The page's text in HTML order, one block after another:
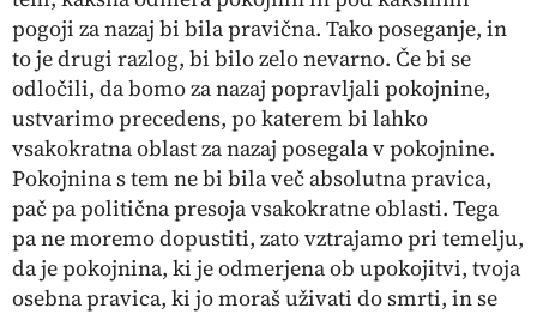
pogoji za nazaj bi bila pravična. Tako poseganje, in
to je drugi razlog, bi bilo zelo nevarno. Če bi se
odločili, da bomo za nazaj popravljali pokojnine,
ustvarimo precedens, po katerem bi lahko
vsakokratna oblast za nazaj posegala v pokojnine.
Pokojnina s tem ne bi bila več absolutna pravica,
pač pa politična presoja vsakokratne oblasti. Tega
pa ne moremo dopustiti, zato vztrajamo pri temelju,
da je pokojnina, ki je odmerjena ob upokojitvi, tvoja
osebna pravica, ki jo moraš uživati do smrti, in se